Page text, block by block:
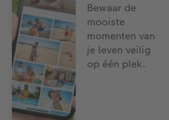
Bewaar de
mooiste
momenten van
je leven veilig
op één plek.